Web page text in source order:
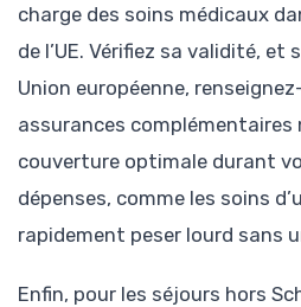
charge des soins médicaux
de l’UE. Vérifiez sa validité, et
Union européenne,
assurances complémentaires
couverture optimale durant
dépenses, comme les soins
rapidement peser lourd sans
Enfin, pour les séjours hors